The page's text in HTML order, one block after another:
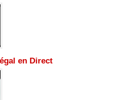
en Direct